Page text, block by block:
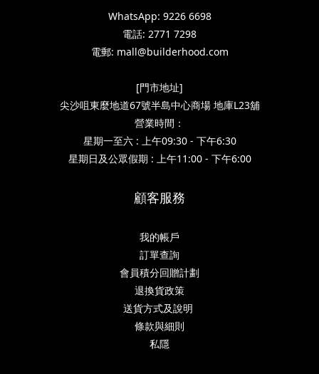
WhatsApp: 9226 6698
電話: 2771 7298
電郵: mall@builderhood.com
[門市地址]
尖沙咀東麼地道67號半島中心商場 地庫L23舖
營業時間：
星期一至六 : 上午09:30 - 下午6:30
星期日及公眾假期 : 上午11:00 - 下午6:00
顧客服務
我的帳戶
訂單查詢
會員積分回贈計劃
退換貨政策
送貨方式及說明
條款與細則
私隱